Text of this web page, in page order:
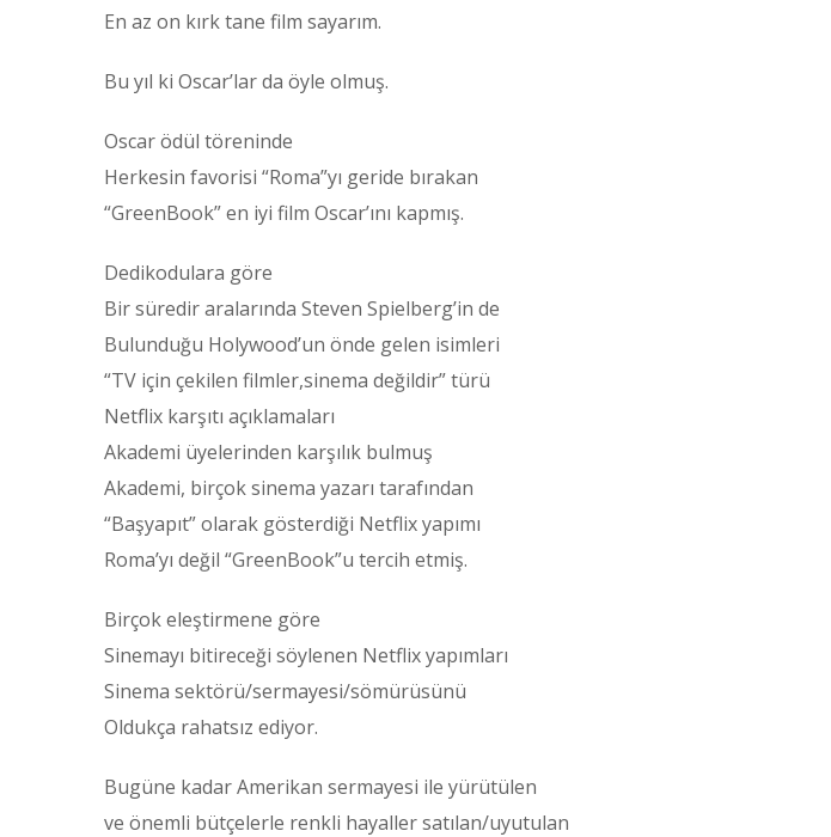
En az on kırk tane film sayarım.
Bu yıl ki Oscar’lar da öyle olmuş.
Oscar ödül töreninde
Herkesin favorisi “Roma”yı geride bırakan
“GreenBook” en iyi film Oscar’ını kapmış.
Dedikodulara göre
Bir süredir aralarında Steven Spielberg’in de
Bulunduğu Holywood’un önde gelen isimleri
“TV için çekilen filmler,sinema değildir” türü
Netflix karşıtı açıklamaları
Akademi üyelerinden karşılık bulmuş
Akademi, birçok sinema yazarı tarafından
“Başyapıt” olarak gösterdiği Netflix yapımı
Roma’yı değil “GreenBook”u tercih etmiş.
Birçok eleştirmene göre
Sinemayı bitireceği söylenen Netflix yapımları
Sinema sektörü/sermayesi/sömürüsünü
Oldukça rahatsız ediyor.
Bugüne kadar Amerikan sermayesi ile yürütülen
ve önemli bütçelerle renkli hayaller satılan/uyutulan